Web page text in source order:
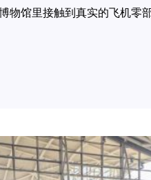
物馆里接触到真实的飞机零